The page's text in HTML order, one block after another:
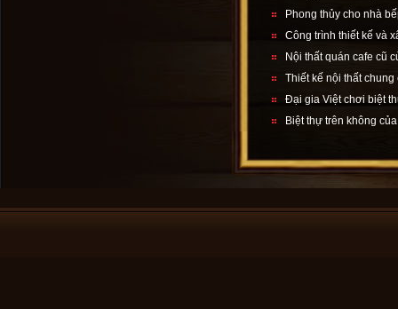
Phong thủy cho nhà
Công trình thiết kế và
Nội thất quán cafe cũ
Thiết kế nội thất
Đại gia Việt chơi biệt
Biệt thự trên không